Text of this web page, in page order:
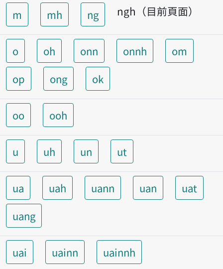
m mh ng ngh（目前頁面）
o oh onn onnh
om
op
ong ok
oo ooh
u uh un ut
ua uah uann uan
uat
uang
uai uainn uainnh